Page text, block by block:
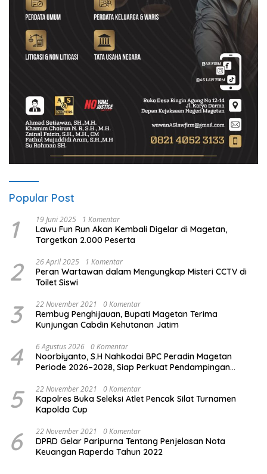
Popular Post
1 19 Juni 2025 1 Komentar
Lawu Fun Run Akan Kembali Digelar di Magetan,
Targetkan 2.000 Peserta
2 26 April 2025 1 Komentar
Peran Wartawan dalam Mengungkap Misteri CCTV di
Toilet Siswi
3 22 November 2021 0 Komentar
Rembug Penghijauan, Bupati Magetan Terima
Kunjungan Cabdin Kehutanan Jatim
4 6 Agustus 2026 0 Komentar
Noorbiyanto, S.H Nahkodai BPC Peradin Magetan
Periode 2026–2028, Siap Perkuat Pendampingan
5 22 November 2021 0 Komentar
Kapolres Buka Seleksi Atlet Pencak Silat Turnamen
Kapolda Cup
6 22 November 2021 0 Komentar
DPRD Gelar Paripurna Tentang Penjelasan Nota
Keuangan Raperda Tahun 2022